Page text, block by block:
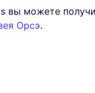
вы можете
Орсэ.